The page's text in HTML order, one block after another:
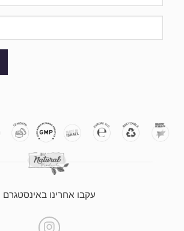
עקבו אחרינו באינסטגרם